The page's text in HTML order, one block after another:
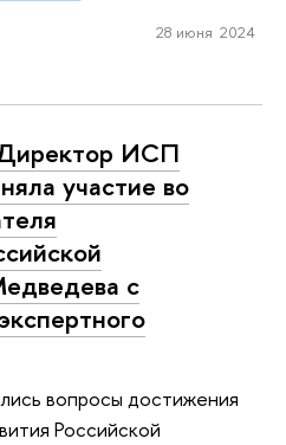
28 июня 2024
ИСП
участие во
с
вопросы достижения
Российской